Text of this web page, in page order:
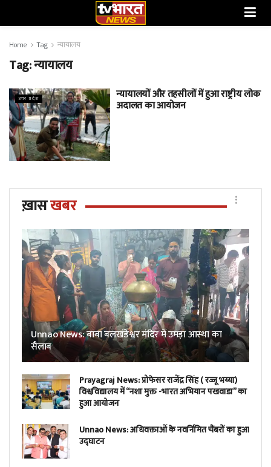
Home Tag न्यायालय
Tag:न्यायालय
उत्तर प्रदेश न्यायालयों और तहसीलों में हुआ राष्ट्रीय लोक
अदालत का आयोजन
ख़ासखबर
Unnao News: बाबा बलखंडेश्वर मंदिर में उमड़ा आस्था का
सैलाब
Prayagraj News: प्रोफेसर राजेंद्र सिंह ( रज्जू भय्या)
विश्वविद्यालय में “नशा मुक्त -भारत अभियान पखवाडा” का
हुआ आयोजन
Unnao News: अधिवक्ताओं के नवर्निमित चैंबरों का हुआ
उद्घाटन